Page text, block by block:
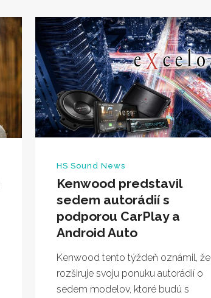
HS Sound News
Kenwood predstavil
sedem autorádií s
podporou CarPlay a
Android Auto
Kenwood tento týždeň oznámil, že
rozširuje svoju ponuku autorádií o
sedem modelov, ktoré budú s